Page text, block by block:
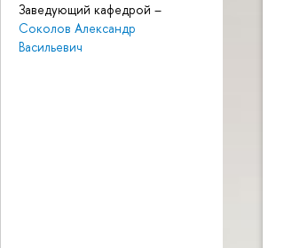
Заведующий кафедрой –
Соколов Александр
Васильевич